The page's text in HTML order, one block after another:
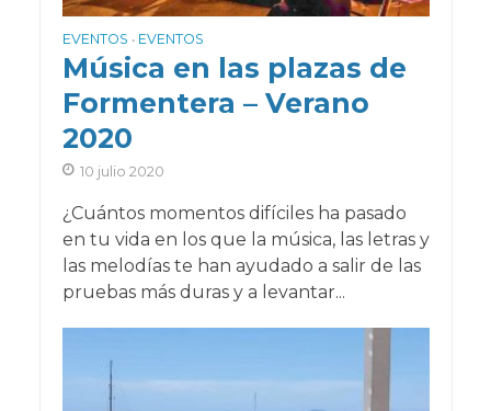
EVENTOS • EVENTOS
Música en las plazas de
Formentera – Verano
2020
10 julio 2020
¿Cuántos momentos difíciles ha pasado
en tu vida en los que la música, las letras y
las melodías te han ayudado a salir de las
pruebas más duras y a levantar...